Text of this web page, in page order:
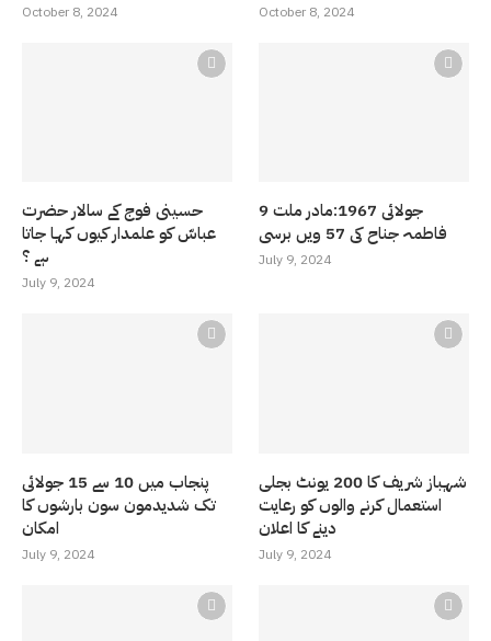
October 8, 2024 October 8, 2024
حسینی فوج کے سالار حضرت
عباسّ کو علمدار کیوں کہا جاتا
ہے ؟
July 9, 2024
9 جولائی 1967:مادر ملت
فاطمہ جناح کی 57 ویں برسی
July 9, 2024
پنجاب میں 10 سے 15 جولائی
تک شدیدمون سون بارشوں کا
امکان
July 9, 2024
شہباز شریف کا 200 یونٹ بجلی
استعمال کرنے والوں کو رعایت
دینے کا اعلان
July 9, 2024